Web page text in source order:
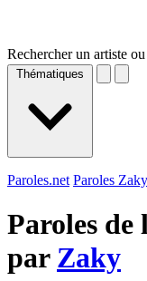
Rechercher un artiste
Thématiques
Paroles.net Paroles Zaky
Paroles de
par Zaky